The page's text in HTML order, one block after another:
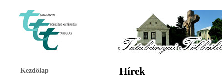
Kezdőlap Hírek